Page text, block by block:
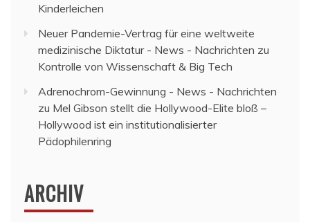
Kinderleichen
Neuer Pandemie-Vertrag für eine weltweite
medizinische Diktatur - News - Nachrichten zu
Kontrolle von Wissenschaft & Big Tech
Adrenochrom-Gewinnung - News - Nachrichten
zu Mel Gibson stellt die Hollywood-Elite bloß –
Hollywood ist ein institutionalisierter
Pädophilenring
ARCHIV